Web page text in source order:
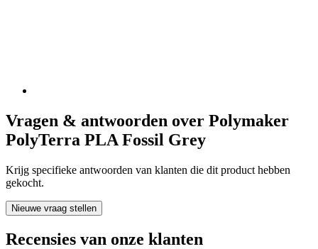
Vragen & antwoorden over Polymaker
PolyTerra PLA Fossil Grey
Krijg specifieke antwoorden van klanten die dit product hebben
gekocht.
Nieuwe vraag stellen
Recensies van onze klanten